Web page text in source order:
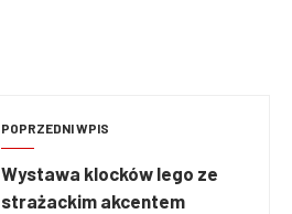
POPRZEDNI WPIS
Wystawa klocków lego ze
strażackim akcentem